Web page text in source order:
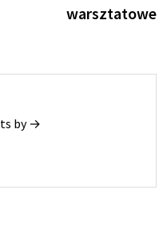
warsztatowe
by →